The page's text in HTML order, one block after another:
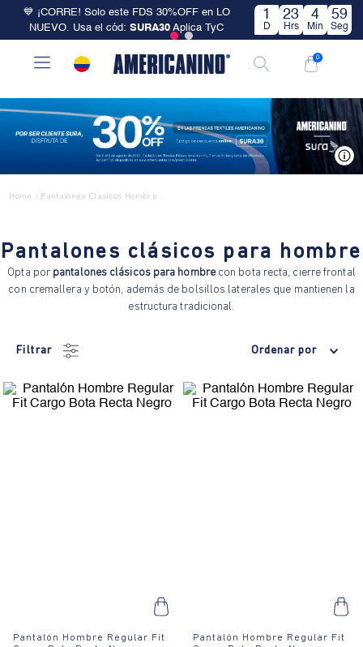
💙 ¡CORRE! Solo este FDS 30%OFF en LO
NUEVO. Usa el cód: SURA30 Aplica TyC
1
D
23
Hrs
4
Min
59
Seg
0
Home / Pantalones Clasicos Hombre
Pantalones clásicos para hombre
Opta por pantalones clásicos para hombrecon bota recta, cierre frontal
con cremallera y botón, además de bolsillos laterales que mantienen la
estructura tradicional.
Filtrar Ordenar por
Pantalón Hombre Regular Fit
Pantalón Hombre Regular Fit